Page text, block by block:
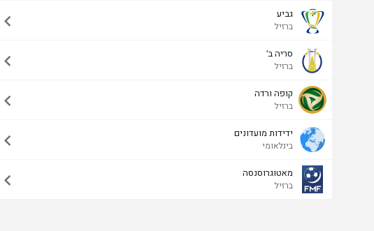
גביע
ברזיל
סריה ב'
ברזיל
קופה ורדה
ברזיל
ידידות מועדונים
בינלאומי
מאטוגרוסנסה
ברזיל